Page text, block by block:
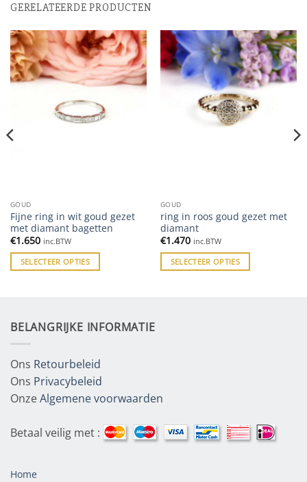
GERELATEERDE PRODUCTEN
GOUD
Fijne ring in wit goud gezet
met diamant bagetten
€1.650 inc.BTW
SELECTEER OPTIES
GOUD
ring in roos goud gezet met
diamant
€1.470 inc.BTW
SELECTEER OPTIES
BELANGRIJKE INFORMATIE
Ons Retourbeleid
Ons Privacybeleid
OnzeAlgemene voorwaarden
Betaal veilig met :
Home